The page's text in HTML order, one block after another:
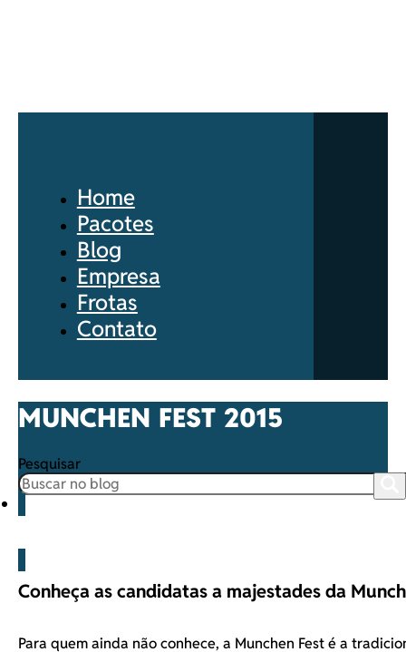
Home
Pacotes
Blog
Empresa
Frotas
Contato
MUNCHEN FEST 2015
Pesquisar
Conheça as candidatas a majestades da
Para quem ainda não conhece, a Munchen Fest é a